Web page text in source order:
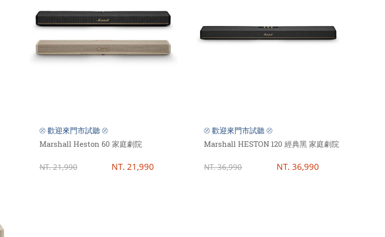
⦼ 歡迎來門市試聽 ⦼
Marshall Heston 60 家庭劇院
NT.21,990 NT. 21,990
⦼ 歡迎來門市試聽 ⦼
Marshall HESTON 120 經典黑 家庭劇院
NT.36,990 NT. 36,990